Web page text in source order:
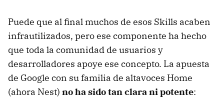
Puede que al final muchos de esos Skills acaben
infrautilizados, pero ese componente ha hecho
que toda la comunidad de usuarios y
desarrolladores apoye ese concepto. La apuesta
de Google con su familia de altavoces Home
(ahora Nest) no ha sido tan clara ni potente: